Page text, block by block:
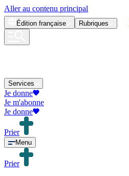
Aller au contenu principal
Édition française Rubriques
Services
Je donne
Je m'abonne
Je donne
Prier
Menu
Prier